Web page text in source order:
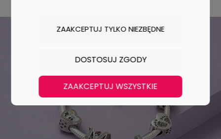
ZAAKCEPTUJ TYLKO NIEZBĘDNE
DOSTOSUJ ZGODY
ZAAKCEPTUJ WSZYSTKIE